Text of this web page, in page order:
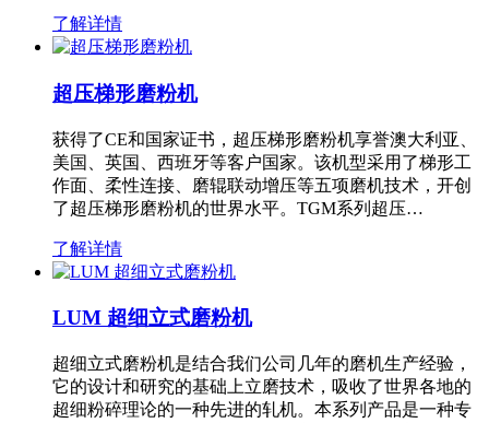
了解详情
超压梯形磨粉机
获得了CE和国家证书，超压梯形磨粉机享誉澳大利亚、
美国、英国、西班牙等客户国家。该机型采用了梯形工
作面、柔性连接、磨辊联动增压等五项磨机技术，开创
了超压梯形磨粉机的世界水平。TGM系列超压…
了解详情
LUM 超细立式磨粉机
超细立式磨粉机是结合我们公司几年的磨机生产经验，
它的设计和研究的基础上立磨技术，吸收了世界各地的
超细粉碎理论的一种先进的轧机。本系列产品是一种专